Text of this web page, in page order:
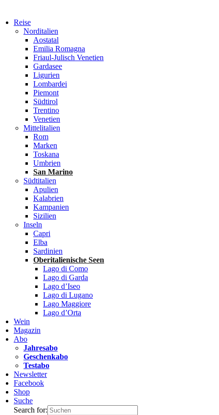
Reise
Norditalien
Aostatal
Emilia Romagna
Friaul-Julisch Venetien
Gardasee
Ligurien
Lombardei
Piemont
Südtirol
Trentino
Venetien
Mittelitalien
Rom
Marken
Toskana
Umbrien
San Marino
Südtitalien
Apulien
Kalabrien
Kampanien
Sizilien
Inseln
Capri
Elba
Sardinien
Oberitalienische Seen
Lago di Como
Lago di Garda
Lago d’Iseo
Lago di Lugano
Lago Maggiore
Lago d’Orta
Wein
Magazin
Abo
Jahresabo
Geschenkabo
Testabo
Newsletter
Facebook
Shop
Suche
Search for: